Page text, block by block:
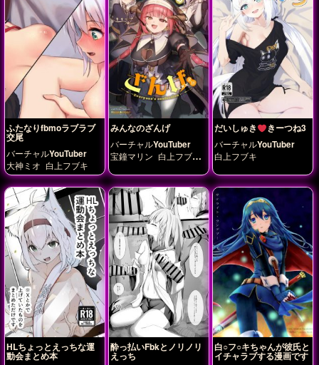
ふたなりfbmoラブラブ
交尾
バーチャルYouTuber
大神ミオ 白上フブキ
みんなのざんげ
バーチャルYouTuber
宝鐘マリン 白上フブキ
だいしゅき きーつね3
バーチャルYouTuber
白上フブキ
HLちょっとえっちな運
動会まとめ本
酔っ払いFbkとノリノリ
えっち
白○フ○キちゃんが彼氏と
イチャラブする漫画です